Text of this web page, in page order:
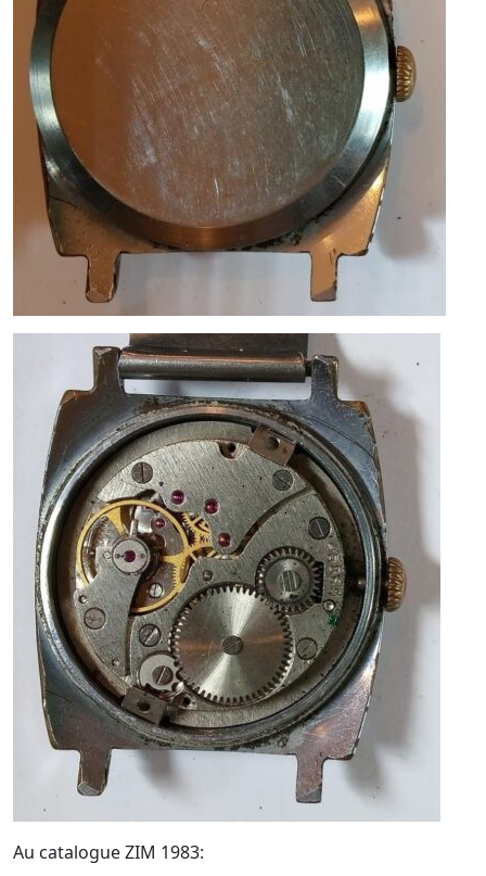
Au catalogue ZIM 1983: